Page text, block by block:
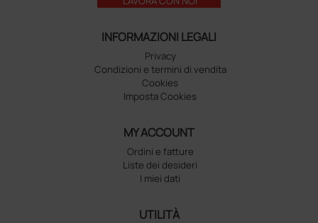
INFORMAZIONI LEGALI
Privacy
Condizioni e termini di vendita
Cookies
Imposta Cookies
MY ACCOUNT
Ordini e fatture
Liste dei desideri
I miei dati
UTILITÀ